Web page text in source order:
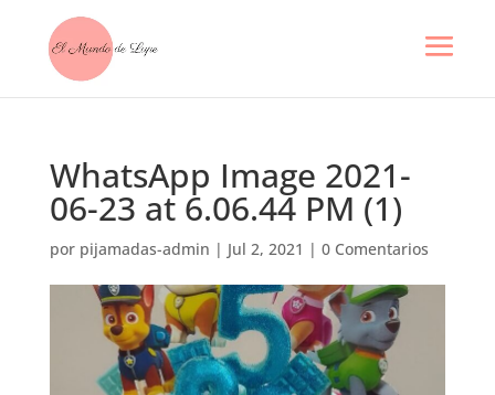
WhatsApp Image 2021-
06-23 at 6.06.44 PM (1)
por pijamadas-admin | Jul 2, 2021 | 0 Comentarios